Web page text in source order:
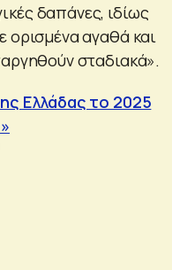
δαπάνες, ιδίως
αγαθά και
σταδιακά».
Ελλάδας το 2025